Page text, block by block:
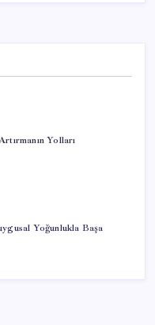
Yolları
Yoğunlukla Başa